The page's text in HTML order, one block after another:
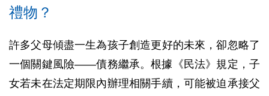
禮物？
許多父母傾盡一生為孩子創造更好的未來，卻忽略了
一個關鍵風險——債務繼承。根據《民法》規定，子
女若未在法定期限內辦理相關手續，可能被迫承接父